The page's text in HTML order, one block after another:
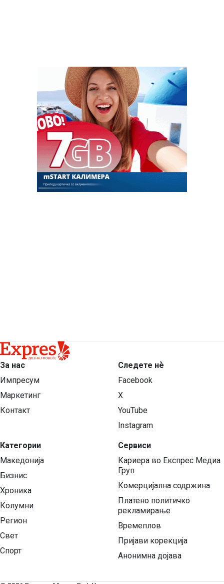
За нас
Импресум
Маркетинг
Контакт
Категории
Македонија
Бизнис
Хроника
Колумни
Регион
Свет
Спорт
Следете нѐ
Facebook
X
YouTube
Instagram
Сервиси
Кариера во Експрес Медиа
Груп
Комерцијална содржина
Платено политичко
рекламирање
Времеплов
Пријави корекција
Анонимна дојава